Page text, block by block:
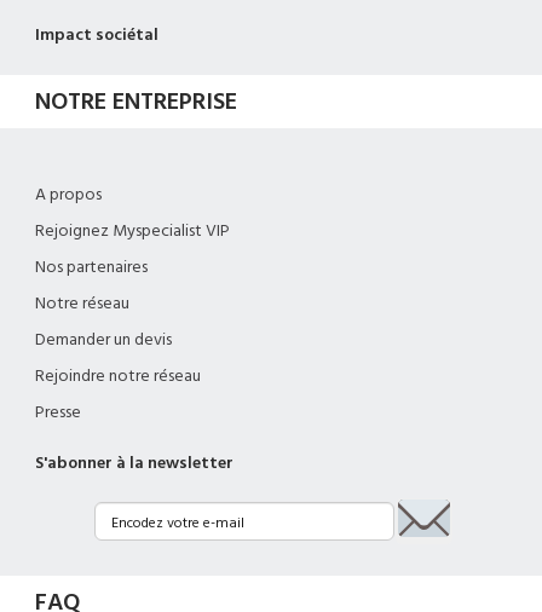
Impact sociétal
NOTRE ENTREPRISE
A propos
Rejoignez Myspecialist VIP
Nos partenaires
Notre réseau
Demander un devis
Rejoindre notre réseau
Presse
S'abonner à la newsletter
FAQ